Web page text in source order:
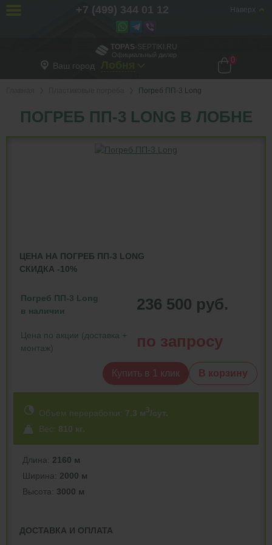
TOPAS-SEPTIKI.RU
Официальный дилер
Ваш город
0
Погреб ПП-3 Long
ПОГРЕБ ПП-3 LONG В ЛОБНЕ
ЦЕНА НА ПОГРЕБ ПП-3 LONG
СКИДКА -10%
Погреб ПП-3 Long
в наличии
236 500 руб.
Цена по акции (доставка +
монтаж)
по запросу
Купить в 1 клик В корзину
Объем переработки: 7.3 м3/сут.
Вес: 810 кг.
Длина: 2160 м
Ширина: 2000 м
Высота: 3000 м
ДОСТАВКА И ОПЛАТА
Наверх
+7 (499) 344 01 12